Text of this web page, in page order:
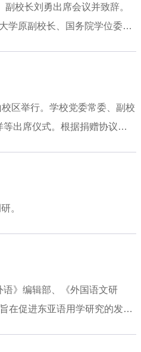
才。外国语学院院长于国栋主
校长刘勇出席会议并致辞。
学原副校长、国务院学位委员
绍了学校和外国语学院的发
显著，希望各位专家一如既往
设置、师资队伍、教研成果、
区举行。学校党委常委、副校
出席仪式。根据捐赠协议，
制，推动关系向更高水平、更
母校的培养，此次捐赠也是
。
》编辑部、《外国语文研
在促进东亚语用学研究的发